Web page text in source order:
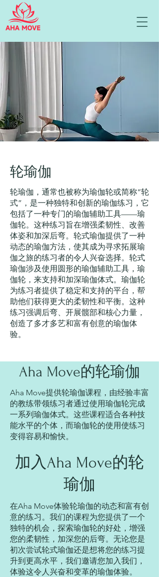
轮瑜伽
轮瑜伽，通常也被称为瑜伽轮或简称“轮
式”，是一种独特和创新的瑜伽练习，它
包括了一种专门的瑜伽辅助工具——瑜
伽轮。这种练习旨在增强柔韧性、改善
体姿和加深后弯。轮式瑜伽提供了一种
动态的瑜伽方法，使其成为寻求拓展瑜
伽之旅的练习者的令人兴奋选择。轮式
瑜伽涉及使用圆形的瑜伽辅助工具，瑜
伽轮，来支持和加深瑜伽体式。瑜伽轮
为练习者提供了稳定和支持的平台，帮
助他们获得更大的柔韧性和平衡。这种
练习强调后弯、开展髋部和核心力量，
创造了多才多艺和富有创意的瑜伽体
验。
Aha Move的轮瑜伽
​Aha Move提供轮瑜伽课程，由经验丰富
的教练带领练习者通过使用瑜伽轮完成
一系列瑜伽体式。这些课程适合各种技
能水平的个体，而瑜伽轮的使用使练习
变得容易和愉快。
加入Aha Move的轮
瑜伽
在Aha Move体验轮瑜伽的动态和富有创
意的练习。我们的课程为您提供了一个
独特的机会，探索瑜伽轮的好处，增强
您的柔韧性，加深您的后弯。无论您是
初次尝试轮式瑜伽还是想将您的练习提
升到更高水平，我们邀请您加入我们，
体验这令人兴奋和变革的瑜伽体验。